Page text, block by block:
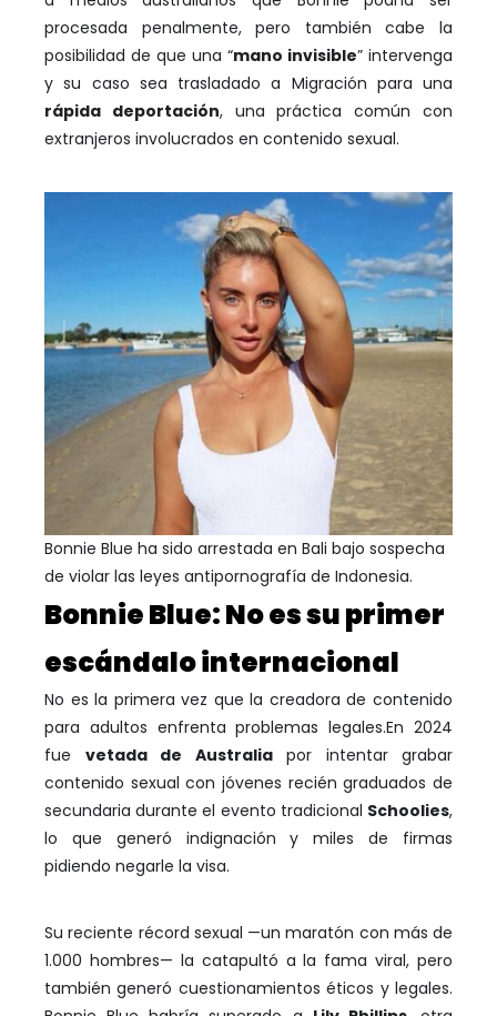
procesada penalmente, pero también cabe la
posibilidad de que una “mano invisible” intervenga
y su caso sea trasladado a Migración para una
rápida deportación, una práctica común con
extranjeros involucrados en contenido sexual.
Bonnie Blue ha sido arrestada en Bali bajo sospecha
de violar las leyes antipornografía de Indonesia.
Bonnie Blue: No es su primer
escándalo internacional
No es la primera vez que la creadora de contenido
para adultos enfrenta problemas legales.En 2024
fue vetada de Australiapor intentar grabar
contenido sexual con jóvenes recién graduados de
secundaria durante el evento tradicional Schoolies,
lo que generó indignación y miles de firmas
pidiendo negarle la visa.
Su reciente récord sexual —un maratón con más de
1.000 hombres— la catapultó a la fama viral, pero
también generó cuestionamientos éticos y legales.